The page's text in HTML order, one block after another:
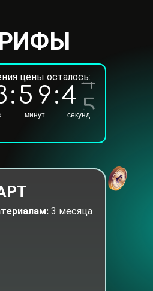
цены осталось:
3 месяца
: 5 9
минут
:4
5
4
секунд